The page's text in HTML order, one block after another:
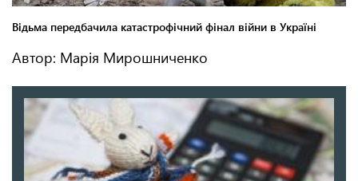
Автор: Марія Мирошниченко